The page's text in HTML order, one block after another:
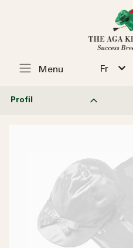
Fr
Menu
Profil